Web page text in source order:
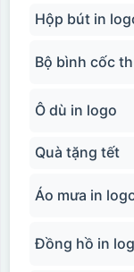
Hộp bút in
Bộ bình cốc
Ô dù in logo
Quà tặng tết
Áo mưa in
Đồng hồ in